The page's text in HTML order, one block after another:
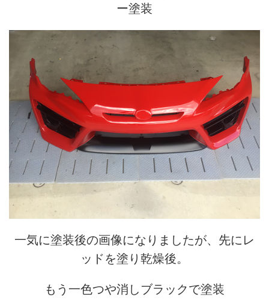
ー塗装
一気に塗装後の画像になりましたが、先にレ
ッドを塗り乾燥後。
もう一色つや消しブラックで塗装